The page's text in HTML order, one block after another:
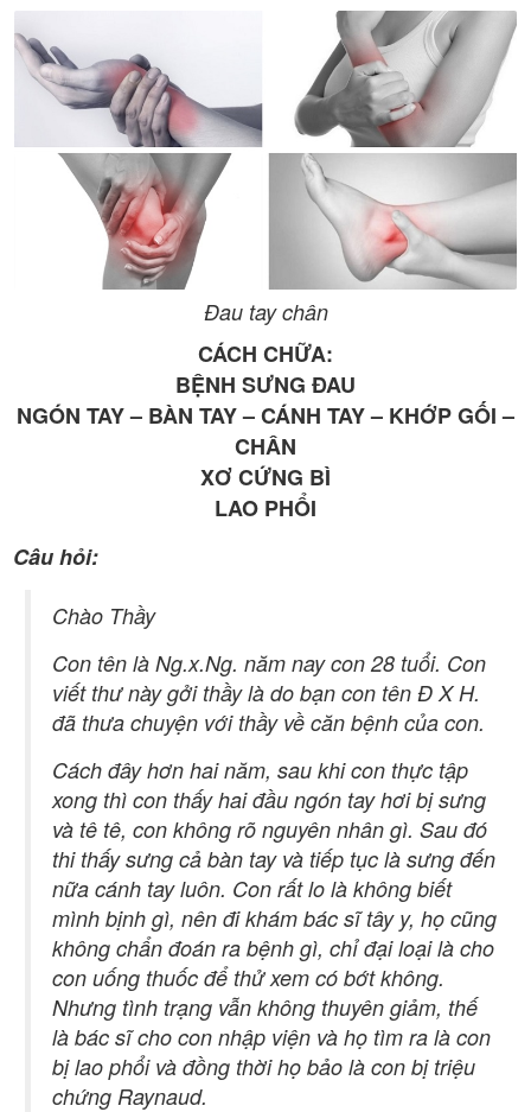
Đau tay chân
CÁCH CHỮA:
BỆNH SƯNG ĐAU
NGÓN TAY – BÀN TAY – CÁNH TAY – KHỚP GỐI –
CHÂN
XƠ CỨNG BÌ
LAO PHỔI
Câu hỏi:
Chào Thầy
Con tên là Ng.x.Ng. năm nay con 28 tuổi. Con
viết thư này gởi thầy là do bạn con tên Đ X H.
đã thưa chuyện với thầy về căn bệnh của con.
Cách đây hơn hai năm, sau khi con thực tập
xong thì con thấy hai đầu ngón tay hơi bị sưng
và tê tê, con không rõ nguyên nhân gì. Sau đó
thi thấy sưng cả bàn tay và tiếp tục là sưng đến
nữa cánh tay luôn. Con rất lo là không biết
mình bịnh gì, nên đi khám bác sĩ tây y, họ cũng
không chẩn đoán ra bệnh gì, chỉ đại loại là cho
con uống thuốc để thử xem có bớt không.
Nhưng tình trạng vẫn không thuyên giảm, thế
là bác sĩ cho con nhập viện và họ tìm ra là con
bị lao phổi và đồng thời họ bảo là con bị triệu
chứng Raynaud.